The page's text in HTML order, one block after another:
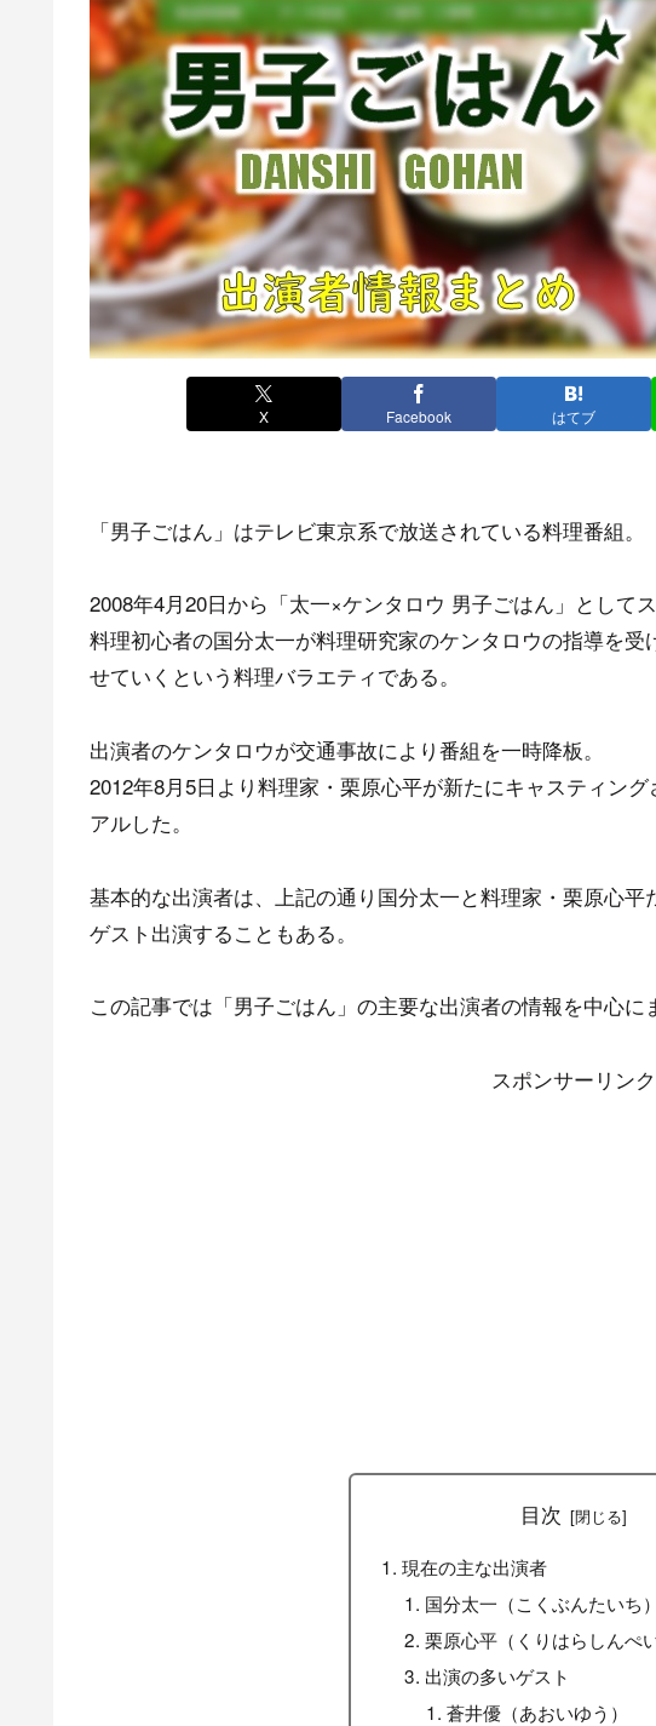
X Facebook はてブ
「男子ごはん」はテレビ東京系で放送されている料理番組。
2008年4月20日から「太一×ケンタロウ 男子ごはん」としてス
料理初心者の国分太一が料理研究家のケンタロウの指導を
せていくという料理バラエティである。
出演者のケンタロウが交通事故により番組を一時降板。
2012年8月5日より料理家・栗原心平が新たにキャスティン
アルした。
基本的な出演者は、上記の通り国分太一と料理家・栗原心
ゲスト出演することもある。
この記事では「男子ごはん」の主要な出演者の情報を中心に
スポンサーリンク
目次
現在の主な出演者
国分太一（こくぶんたいち）
栗原心平（くりはらしんぺい
出演の多いゲスト
蒼井優（あおいゆう）